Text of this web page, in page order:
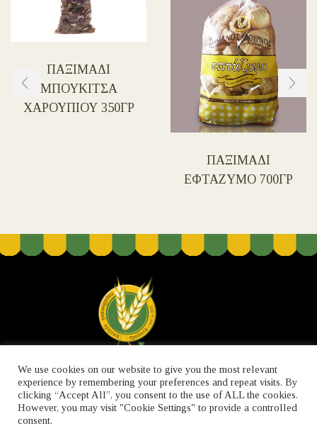
ΠΑΞΙΜΑΔΙ
ΜΠΟΥΚΙΤΣΑ
ΧΑΡΟΥΠΙΟΥ 350ΓΡ
ΠΑΞΙΜΑΔΙ
ΕΦΤΑΖΥΜΟ 700ΓΡ
ΓΙΑ ΕΜΑΣ ΠΟΛΙΤΙΚΗ ΑΠΟΡΡΗΤΟΥ
We use cookies on our website to give you the most relevant
experience by remembering your preferences and repeat visits. By
clicking “Accept All”, you consent to the use of ALL the cookies.
However, you may visit "Cookie Settings" to provide a controlled
consent.